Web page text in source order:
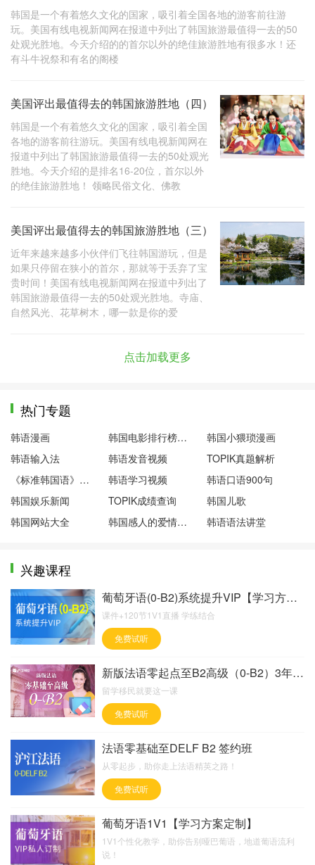
韩国是一个有着悠久文化的国家，吸引着全国各地的游客前往游
玩。美国有线电视新闻网在报道中列出了韩国旅游最值得一去的50
处观光胜地。今天介绍的的首尔以外的绝佳旅游胜地有很多水！还
有斗牛祝祭和有名的阁楼
美国评出最值得去的韩国旅游胜地（四）
韩国是一个有着悠久文化的国家，吸引着全国
各地的游客前往游玩。美国有线电视新闻网在
报道中列出了韩国旅游最值得一去的50处观光
胜地。今天介绍的是排名16-20位，首尔以外
的绝佳旅游胜地！ 领略民俗文化、佛教
美国评出最值得去的韩国旅游胜地（三）
近年来越来越多小伙伴们飞往韩国游玩，但是
如果只停留在狭小的首尔，那就等于丢弃了宝
贵时间！美国有线电视新闻网在报道中列出了
韩国旅游最值得一去的50处观光胜地。寺庙、
自然风光、花草树木，哪一款是你的爱
点击加载更多
热门专题
韩语漫画 韩国电影排行榜前十名
韩国小猥琐漫画
韩语输入法
韩语发音视频
TOPIK真题解析
《标准韩国语》第一册
韩语学习视频
韩语口语900句
韩国娱乐新闻
TOPIK成绩查询
韩国儿歌
韩国网站大全
韩国感人的爱情电影 韩语语法讲堂
兴趣课程
葡萄牙语(0-B2)系统提升VIP【学习方案定制】
课件+120节1V1直播 学练结合
免费试听
新版法语零起点至B2高级（0-B2）3年畅学班
留学移民就要这一课
免费试听
法语零基础至DELF B2 签约班
从零起步，助你走上法语精英之路！
免费试听
葡萄牙语1V1【学习方案定制】
1V1个性化教学，助你告别哑巴葡语，地道葡语流利
说！